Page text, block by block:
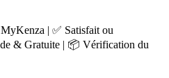
| ✅ Satisfait ou
& Gratuite | 📦 Vérification du